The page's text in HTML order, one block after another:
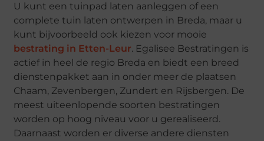
U kunt een tuinpad laten aanleggen of een
complete tuin laten ontwerpen in Breda, maar u
kunt bijvoorbeeld ook kiezen voor mooie
bestrating in Etten-Leur. Egalisee Bestratingen is
actief in heel de regio Breda en biedt een breed
dienstenpakket aan in onder meer de plaatsen
Chaam, Zevenbergen, Zundert en Rijsbergen. De
meest uiteenlopende soorten bestratingen
worden op hoog niveau voor u gerealiseerd.
Daarnaast worden er diverse andere diensten